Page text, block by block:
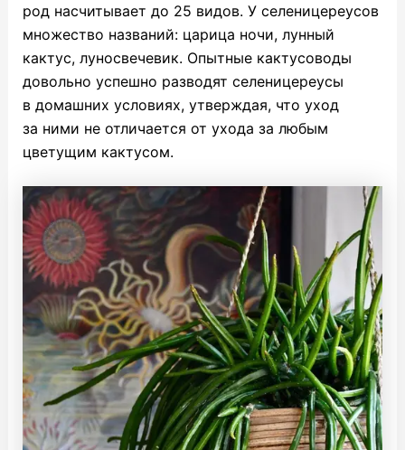
род насчитывает до 25 видов. У селеницереусов
множество названий: царица ночи, лунный
кактус, луносвечевик. Опытные кактусоводы
довольно успешно разводят селеницереусы
в домашних условиях, утверждая, что уход
за ними не отличается от ухода за любым
цветущим кактусом.